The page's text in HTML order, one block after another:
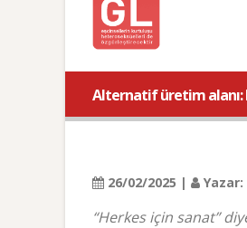
Alternatif üretim alanı:
26/02/2025 | Yazar:
“Herkes için sanat”